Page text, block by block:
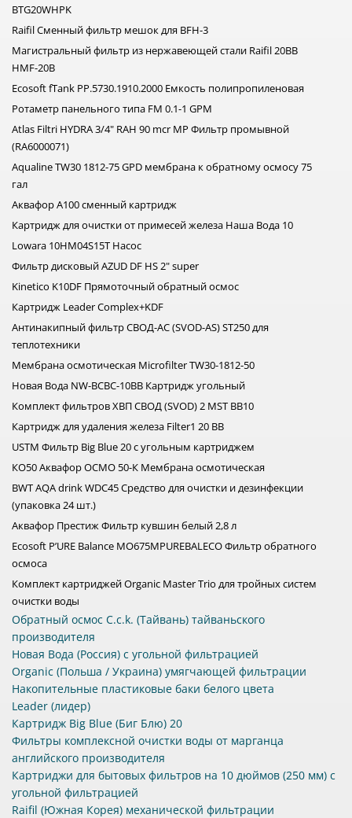
BTG20WHPK
Raifil Сменный фильтр мешок для BFH-3
Магистральный фильтр из нержавеющей стали Raifil 20BB
HMF-20B
Ecosoft fTank PP.5730.1910.2000 Емкость полипропиленовая
Ротаметр панельного типа FM 0.1-1 GPM
Atlas Filtri HYDRA 3/4" RAH 90 mcr MP Фильтр промывной
(RA6000071)
Aqualine TW30 1812-75 GPD мембрана к обратному осмосу 75
гал
Аквафор А100 сменный картридж
Картридж для очистки от примесей железа Наша Вода 10
Lowara 10HM04S15T Насос
Фильтр дисковый AZUD DF HS 2" super
Kinetico K10DF Прямоточный обратный осмос
Картридж Leader Complex+KDF
Антинакипный фильтр СВОД-АС (SVOD-AS) ST250 для
теплотехники
Мембрана осмотическая Microfilter TW30-1812-50
Новая Вода NW-BCBC-10BB Картридж угольный
Комплект фильтров ХВП СВОД (SVOD) 2 MST BB10
Картридж для удаления железа Filter1 20 BB
USTM Фильтр Big Blue 20 с угольным картриджем
КО50 Аквафор ОСМО 50-К Мембрана осмотическая
BWT AQA drink WDC45 Средство для очистки и дезинфекции
(упаковка 24 шт.)
Аквафор Престиж Фильтр кувшин белый 2,8 л
Ecosoft P’URE Balance MO675MPUREBALECO Фильтр обратного
осмоса
Комплект картриджей Organic Master Trio для тройных систем
очистки воды
Обратный осмос C.c.k. (Тайвань) тайваньского
производителя
Новая Вода (Россия) с угольной фильтрацией
Organic (Польша / Украина) умягчающей фильтрации
Накопительные пластиковые баки белого цвета
Leader (лидер)
Картридж Big Blue (Биг Блю) 20
Фильтры комплексной очистки воды от марганца
английского производителя
Картриджи для бытовых фильтров на 10 дюймов (250 мм) с
угольной фильтрацией
Raifil (Южная Корея) механической фильтрации